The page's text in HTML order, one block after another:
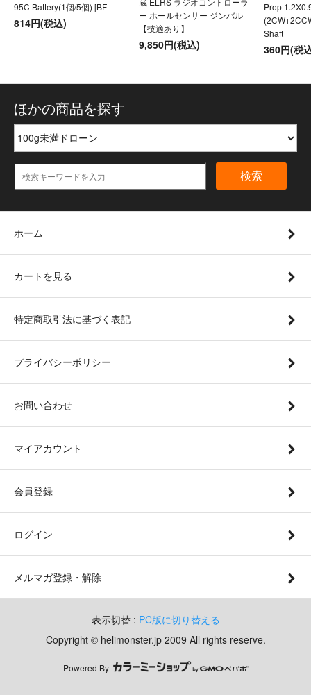
95C Battery(1個/5個) [BF-
814円(税込)
ー ホールセンサー ジンバル
【技適あり】
9,850円(税込)
Prop
Shaft
360円(税
ほかの商品を探す
検索
ホーム
カートを見る
特定商取引法に基づく表記
プライバシーポリシー
お問い合わせ
マイアカウント
会員登録
ログイン
メルマガ登録・解除
表示切替 : PC版に切り替える
Copyright © helimonster.jp 2009 All rights reserve.
Powered By